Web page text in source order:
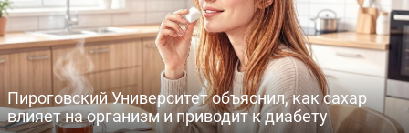
Пироговский Университет объяснил, как сахар
влияет на организм и приводит к диабету